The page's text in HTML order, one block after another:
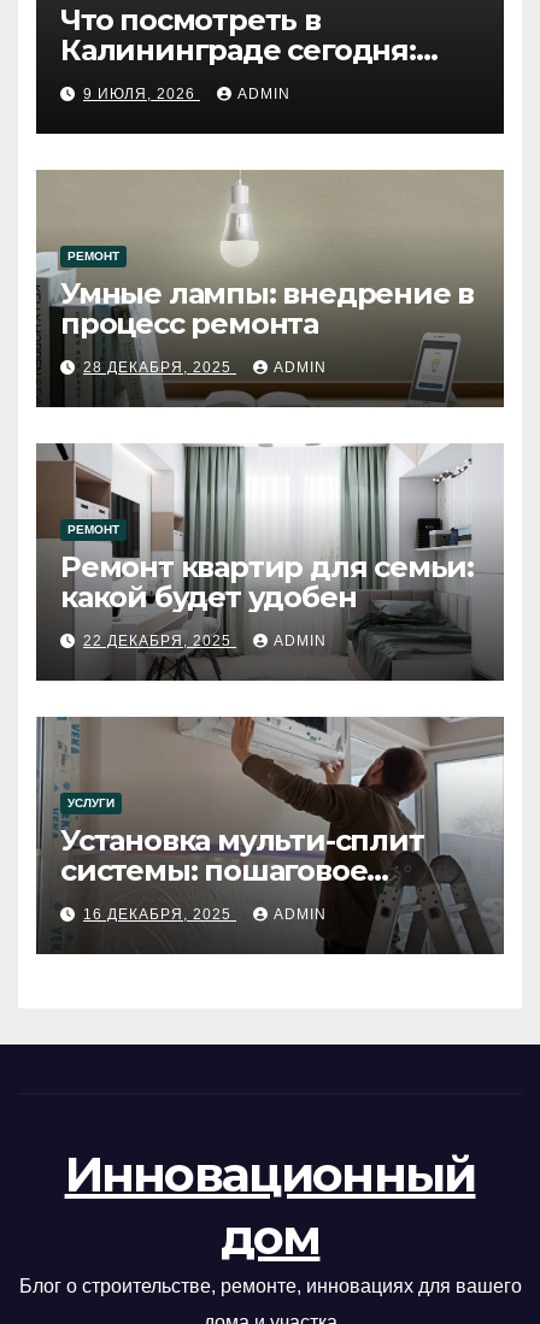
Что посмотреть в
Калининграде сегодня:
путеводитель по самому
западному городу России
9 ИЮЛЯ, 2026 ADMIN
РЕМОНТ
Умные лампы: внедрение в
процесс ремонта
28 ДЕКАБРЯ, 2025 ADMIN
РЕМОНТ
Ремонт квартир для семьи:
какой будет удобен
22 ДЕКАБРЯ, 2025 ADMIN
УСЛУГИ
Установка мульти-сплит
системы: пошаговое
руководство
16 ДЕКАБРЯ, 2025 ADMIN
Инновационный
дом
Блог о строительстве, ремонте, инновациях для вашего